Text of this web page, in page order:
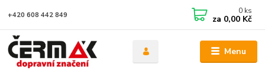
Menu
+420 608 442 849 0 ks
za 0,00 Kč